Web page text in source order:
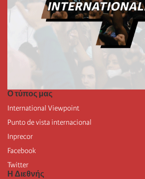
Ο τύπος μας
International Viewpoint
Punto de vista internacional
Inprecor
Facebook
Twitter
Η Διεθνής